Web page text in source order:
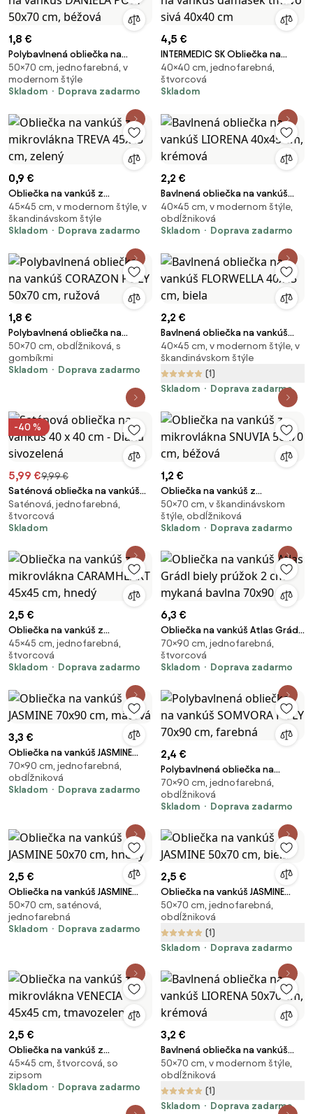
1,8 €
Polybavlnená obliečka na
vankúš DANIELA POLY 50x70 cm,
béžová
50×70 cm, jednofarebná, v
modernom štýle
Skladom
Doprava zadarmo
4,5 €
INTERMEDIC SK Obliečka na
vankúš damašek tmavo sivá
40x40 cm
40×40 cm, jednofarebná,
štvorcová
Skladom
0,9 €
Obliečka na vankúš z
mikrovlákna TREVA 45x45 cm,
zelený
45×45 cm, v modernom štýle, v
škandinávskom štýle
Skladom
Doprava zadarmo
2,2 €
Bavlnená obliečka na vankúš
LIORENA 40x45 cm, krémová
40×45 cm, v modernom štýle,
obdĺžniková
Skladom
Doprava zadarmo
1,8 €
Polybavlnená obliečka na
vankúš CORAZON POLY 50x70
cm, ružová
50×70 cm, obdĺžniková, s
gombíkmi
Skladom
Doprava zadarmo
2,2 €
Bavlnená obliečka na vankúš
FLORWELLA 40x45 cm, biela
40×45 cm, v modernom štýle, v
škandinávskom štýle
(1)
Skladom
Doprava zadarmo
-40 %
5,99 €9,99 €
Saténová obliečka na vankúš
40 x 40 cm - Diana sivozelená
Saténová, jednofarebná,
štvorcová
Skladom
1,2 €
Obliečka na vankúš z
mikrovlákna SNUVIA 50x70 cm,
béžová
50×70 cm, v škandinávskom
štýle, obdĺžniková
Skladom
Doprava zadarmo
2,5 €
Obliečka na vankúš z
mikrovlákna CARAMHEART
45x45 cm, hnedý
45×45 cm, jednofarebná,
štvorcová
Skladom
Doprava zadarmo
6,3 €
Obliečka na vankúš Atlas Grádl
biely prúžok 2 cm mykaná
bavlna 70x90 cm
70×90 cm, jednofarebná,
štvorcová
Skladom
Doprava zadarmo
3,3 €
Obliečka na vankúš JASMINE
70x90 cm, mätová
70×90 cm, jednofarebná,
obdĺžniková
Skladom
Doprava zadarmo
2,4 €
Polybavlnená obliečka na
vankúš SOMVORA POLY 70x90
cm, farebná
70×90 cm, jednofarebná,
obdĺžniková
Skladom
Doprava zadarmo
2,5 €
Obliečka na vankúš JASMINE
50x70 cm, hnedý
50×70 cm, saténová,
jednofarebná
Skladom
Doprava zadarmo
2,5 €
Obliečka na vankúš JASMINE
50x70 cm, biela
50×70 cm, jednofarebná,
obdĺžniková
(1)
Skladom
Doprava zadarmo
2,5 €
Obliečka na vankúš z
mikrovlákna VENECIA 45x45 cm,
tmavozelená
45×45 cm, štvorcová, so
zipsom
Skladom
Doprava zadarmo
3,2 €
Bavlnená obliečka na vankúš
LIORENA 50x70 cm, krémová
50×70 cm, v modernom štýle,
obdĺžniková
(1)
Skladom
Doprava zadarmo